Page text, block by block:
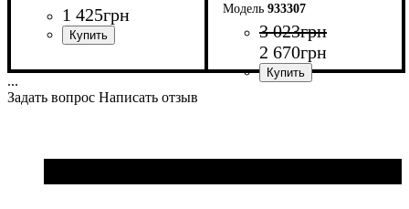
1 425грн 933307
3 023грн
2 670грн
...
Задать вопрос Написать отзыв